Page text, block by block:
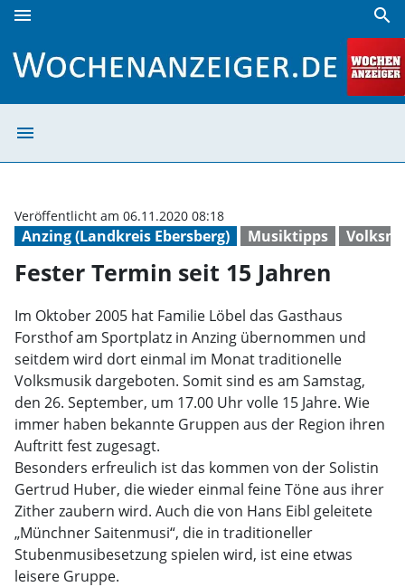
menu search
menu
Anzing (Landkreis Ebersberg) Musiktipps
Veröffentlicht am 06.11.2020 08:18
Fester Termin seit 15 Jahren
Im Oktober 2005 hat Familie Löbel das Gasthaus
Forsthof am Sportplatz in Anzing übernommen und
seitdem wird dort einmal im Monat traditionelle
Volksmusik dargeboten. Somit sind es am Samstag,
den 26. September, um 17.00 Uhr volle 15 Jahre. Wie
immer haben bekannte Gruppen aus der Region ihren
Auftritt fest zugesagt.
Besonders erfreulich ist das kommen von der Solistin
Gertrud Huber, die wieder einmal feine Töne aus ihrer
Zither zaubern wird. Auch die von Hans Eibl geleitete
„Münchner Saitenmusi“, die in traditioneller
Stubenmusibesetzung spielen wird, ist eine etwas
leisere Gruppe.